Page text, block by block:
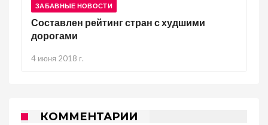
ЗАБАВНЫЕ НОВОСТИ
Составлен рейтинг стран с худшими
дорогами
4 июня 2018 г.
КОММЕНТАРИИ